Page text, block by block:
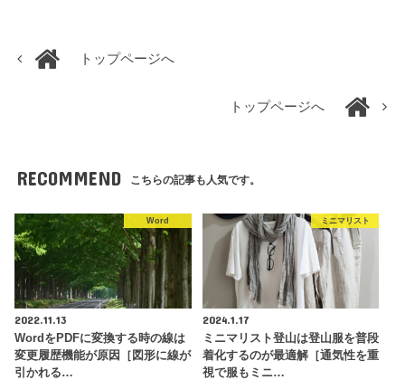
トップページへ
トップページへ
RECOMMEND こちらの記事も人気です。
Word
2022.11.13
WordをPDFに変換する時の線は
変更履歴機能が原因［図形に線が
引かれる…
ミニマリスト
2024.1.17
ミニマリスト登山は登山服を普段
着化するのが最適解［通気性を重
視で服もミニ…